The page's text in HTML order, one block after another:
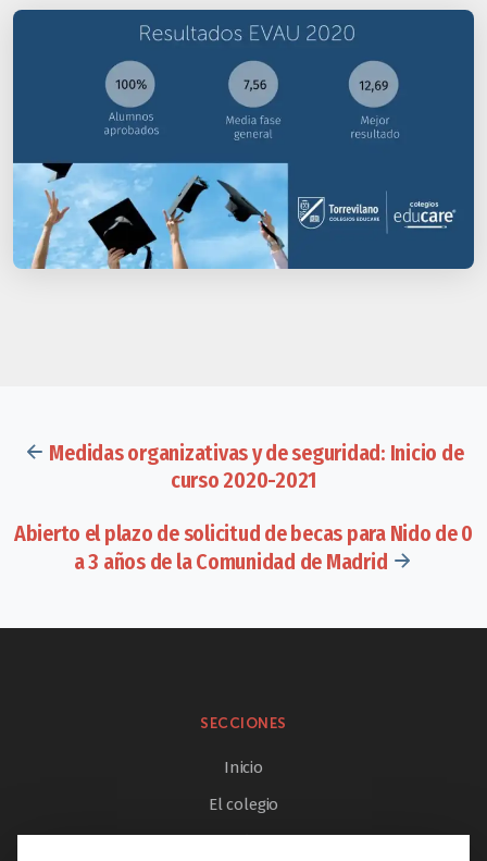
Medidas organizativas y de seguridad: Inicio de
curso 2020-2021
Abierto el plazo de solicitud de becas para Nido de 0
a 3 años de la Comunidad de Madrid
SECCIONES
Inicio
El colegio